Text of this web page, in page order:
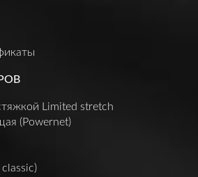
Limited stretch
(Powernet)